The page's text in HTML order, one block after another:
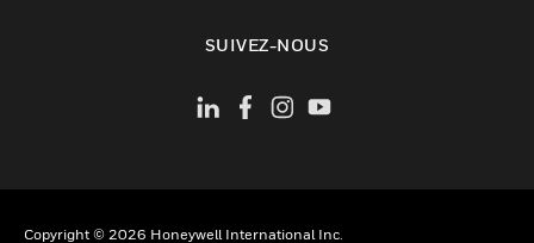
SUIVEZ-NOUS
Copyright © 2026 Honeywell International Inc.